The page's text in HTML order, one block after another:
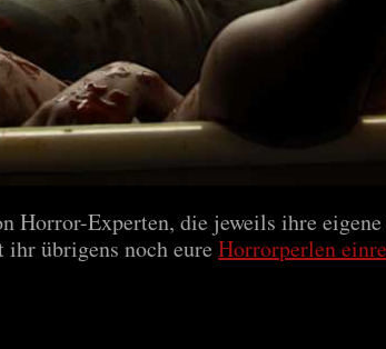
Horror-Experten, die jeweils ihre
ihr übrigens noch eureHorrorperlen